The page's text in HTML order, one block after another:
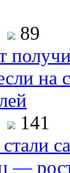
89
на
141
—